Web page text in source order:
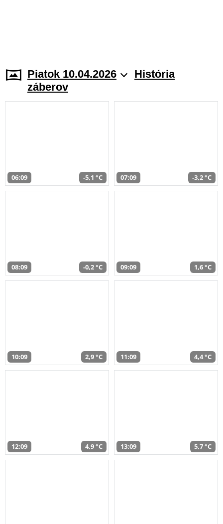
Piatok 10.04.2026
História
záberov
06:09 -5,1 °C 07:09 -3,2 °C
08:09 -0,2 °C 09:09 1,6 °C
10:09 2,9 °C 11:09 4,4 °C
12:09 4,9 °C 13:09 5,7 °C